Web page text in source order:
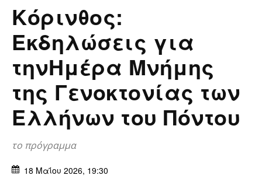
Κόρινθος:
Εκδηλώσεις για
τηνΗμέρα Μνήμης
της Γενοκτονίας των
Ελλήνων του Πόντου
το πρόγραμμα
18 Μαΐου 2026, 19:30